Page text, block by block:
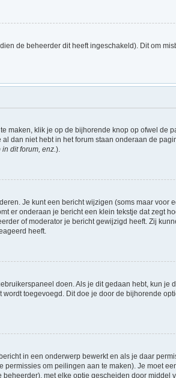
de beheerder dit heeft ingeschakeld). Dit om
maken, klik je op de bijhorende knop op ofwel de
dan niet hebt in het forum staan onderaan de
dit forum, enz.).
Je kunt een bericht wijzigen (soms maar voor
er onderaan je bericht een klein tekstje dat zegt
of moderator je bericht gewijzigd heeft. Zij
heeft.
doen. Als je dit gedaan hebt, kun je
toegevoegd. Dit doe je door de bijhorende
in een onderwerp bewerkt en als je daar
om peilingen aan te maken). Je moet
met elke optie gescheiden door